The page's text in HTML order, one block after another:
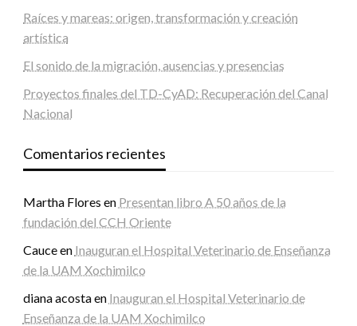
Raíces y mareas: origen, transformación y creación
artística
El sonido de la migración, ausencias y presencias
Proyectos finales del TD-CyAD: Recuperación del Canal
Nacional
Comentarios recientes
Martha Flores en Presentan libro A 50 años de la
fundación del CCH Oriente
Cauceen Inauguran el Hospital Veterinario de Enseñanza
de la UAM Xochimilco
diana acostaen Inauguran el Hospital Veterinario de
Enseñanza de la UAM Xochimilco